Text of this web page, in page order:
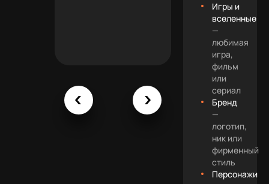
Игры и
вселенные
—
любимая
игра,
фильм
или
сериал
Бренд
—
логотип,
ник или
фирменный
стиль
Персонажи